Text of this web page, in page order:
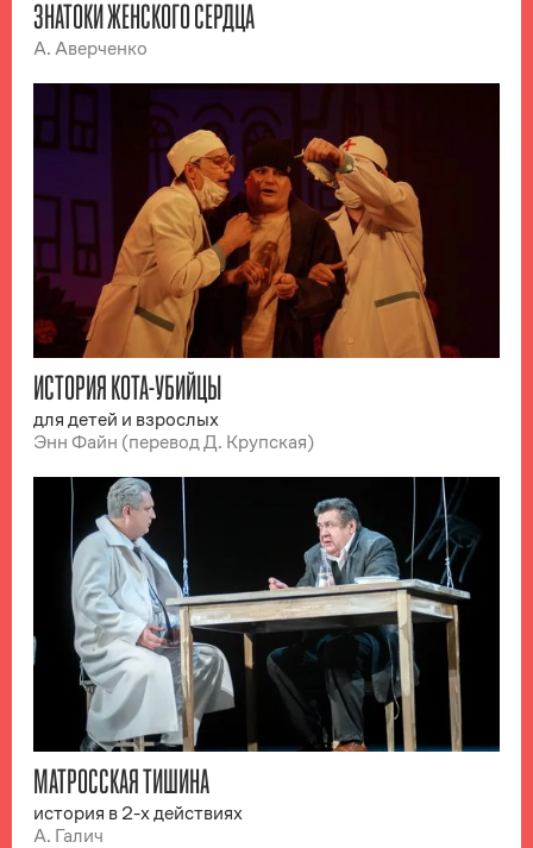
ЗНАТОКИ ЖЕНСКОГО СЕРДЦА
А. Аверченко
ИСТОРИЯ КОТА-УБИЙЦЫ
для детей и взрослых
Энн Файн (перевод Д. Крупская)
МАТРОССКАЯ ТИШИНА
история в 2-х действиях
А. Галич